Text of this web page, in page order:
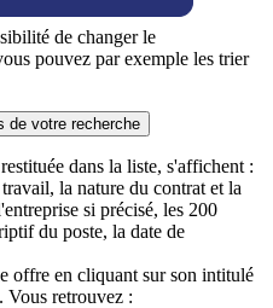
de changer le
pouvez par exemple les trier
de votre recherche
dans la liste, s'affichent :
la nature du contrat et la
si précisé, les 200
du poste, la date de
offre en cliquant sur son intitulé
Vous retrouvez :